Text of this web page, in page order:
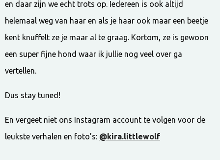
en daar zijn we echt trots op. Iedereen is ook altijd
helemaal weg van haar en als je haar ook maar een beetje
kent knuffelt ze je maar al te graag. Kortom, ze is gewoon
een super fijne hond waar ik jullie nog veel over ga
vertellen.
Dus stay tuned!
En vergeet niet ons Instagram account te volgen voor de
leukste verhalen en foto’s: @kira.littlewolf